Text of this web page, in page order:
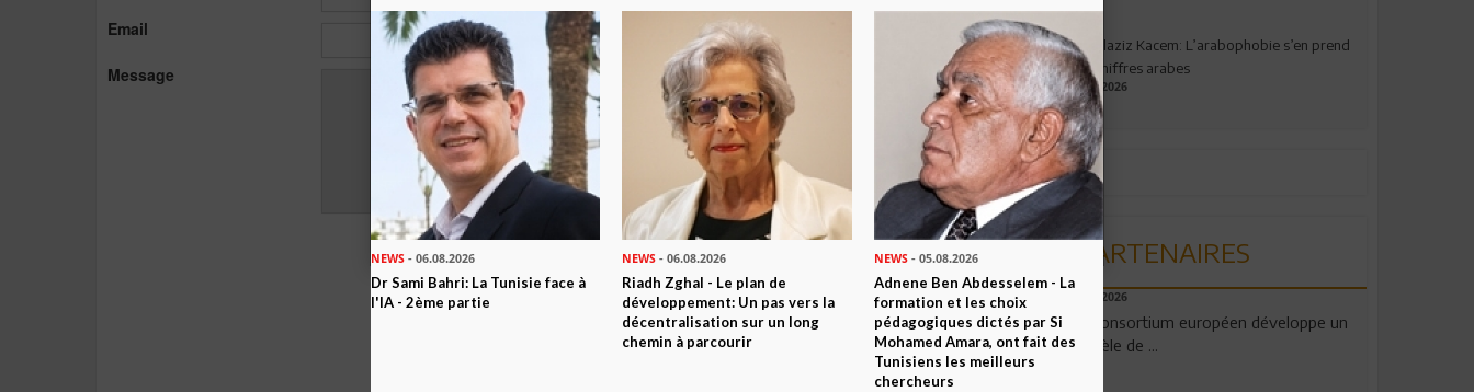
Email
Message
Envoyer
Abdelaziz Kacem: L’arabophobie s’en prend
aux chiffres arabes
09.07.2026
PARTENAIRES
06.08.2026
Un consortium européen développe un
modèle de ...
NEWS - 06.08.2026
Dr Sami Bahri: La Tunisie face à
l'IA - 2ème partie
NEWS - 06.08.2026
Riadh Zghal - Le plan de
développement: Un pas vers la
décentralisation sur un long
chemin à parcourir
NEWS- 05.08.2026
Adnene Ben Abdesselem - La
formation et les choix
pédagogiques dictés par Si
Mohamed Amara, ont fait des
Tunisiens les meilleurs
chercheurs